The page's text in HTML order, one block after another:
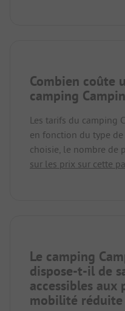
Combien coûte
camping
Les tarifs du camping
en fonction du type
choisie, le nombre de
sur les prix sur cette
Le camping
dispose-t-il de
accessibles aux
mobilité réduite